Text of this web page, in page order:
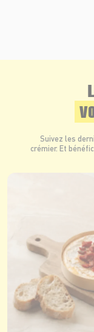
Suivez les
crémier. Et